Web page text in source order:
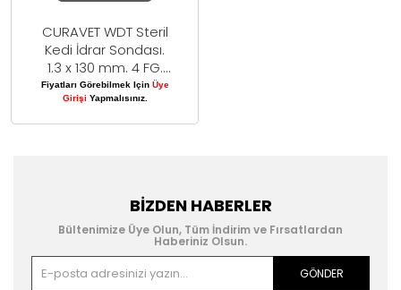
CURAVET WDT Steril
Kedi İdrar Sondası.
1.3 x 130 mm. 4 FG.
Mandrenli
Fiyatları Görebilmek Için Üye
Girişi Yapmalısınız.
BIZDEN HABERLER
Bültenimize Üye Olun, Tüm İndirim ve Fırsatlardan
Haberiniz Olsun.
GÖNDER